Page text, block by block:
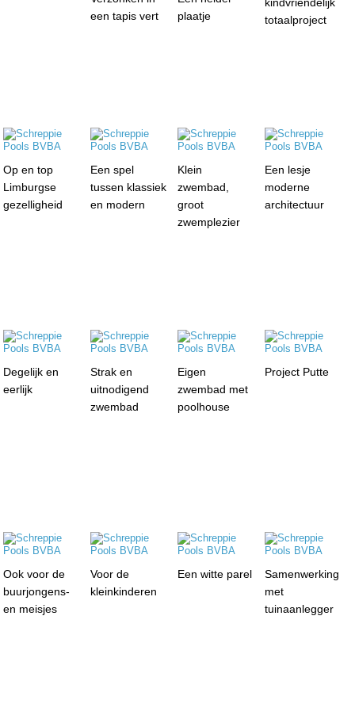
een tapis vert
plaatje
totaalproject
Op en top
Limburgse
gezelligheid
Een spel
tussen klassiek
en modern
Klein
zwembad,
groot
zwemplezier
Een lesje
moderne
architectuur
Degelijk en
eerlijk
Strak en
uitnodigend
zwembad
Eigen
zwembad met
poolhouse
Project Putte
Ook voor de
buurjongens-
en meisjes
Voor de
kleinkinderen
Een witte parel
Samenwerking
met
tuinaanlegger